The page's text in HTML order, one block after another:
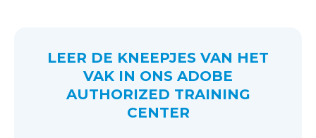
LEER DE KNEEPJES VAN HET
VAK IN ONS ADOBE
AUTHORIZED TRAINING
CENTER